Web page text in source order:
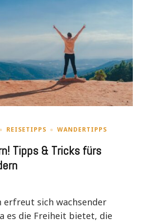
REISETIPPS WANDERTIPPS
Tipps & Tricks fürs
erfreut sich wachsender
es die Freiheit bietet, die